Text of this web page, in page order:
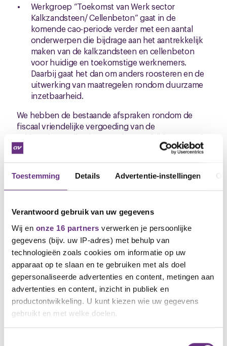
Toestemming Details Advertentie-instellingen
Verantwoord gebruik van uw gegevens
Wij en onze 16 partners verwerken je persoonlijke
gegevens (bijv. uw IP-adres) met behulp van
technologieën zoals cookies om informatie op uw
apparaat op te slaan en te gebruiken met als doel
gepersonaliseerde advertenties en content, metingen aan
advertenties en content, inzicht in publiek en
productontwikkeling. U kunt kiezen wie uw gegevens
gebruikt en met welke doelen.
Werkgroep “Toekomst van Werk sector
Kalkzandsteen/ Cellenbeton” gaat in de
komende cao-periode verder met een aantal
onderwerpen die bijdrage aan het aantrekkelijk
maken van de kalkzandsteen en cellenbeton
voor huidige en toekomstige werknemers.
Daarbij gaat het dan om anders roosteren en de
uitwerking van maatregelen rondom duurzame
inzetbaarheid.
We hebben de bestaande afspraken rondom de
fiscaal vriendelijke vergoeding van de
vakbondscontributie en werkgeversbijdrage aan de
vakbonden gecontinueerd.
We vinden dat we tot een mooi pakket aan
afspraken zijn gekomen voor deze periode van de
cao. We leggen deze dan ook positief aan jullie ter
de onderstaande link.
Klik hier om te stemmentot uiterlijk 22 februari
2023
De cao online
Je kunt het hele cao-traject online volgen. Reageer
of stel je vragen en blijf altijd op de hoogte van het
laatste nieuws over jouw cao-traject.
jouw cao-pagina >>